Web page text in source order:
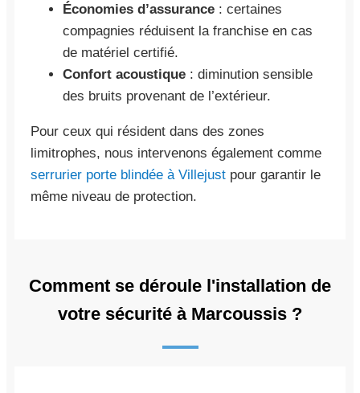
Économies d’assurance : certaines
compagnies réduisent la franchise en cas
de matériel certifié.
Confort acoustique : diminution sensible
des bruits provenant de l’extérieur.
Pour ceux qui résident dans des zones
limitrophes, nous intervenons également comme
serrurier porte blindée à Villejust pour garantir le
même niveau de protection.
Comment se déroule l'installation de
votre sécurité à Marcoussis ?